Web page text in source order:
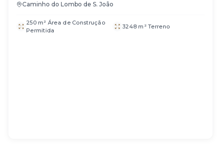
Caminho do Lombo de S. João
250 m² Área de Construção
Permitida
3248 m² Terreno